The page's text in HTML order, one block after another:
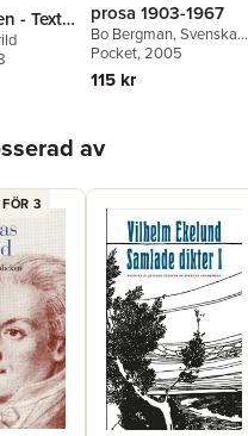
- Texter
prosa 1903-1967
Bo Bergman,Svenska
Akademien
Pocket, 2005
115 kr
av
3